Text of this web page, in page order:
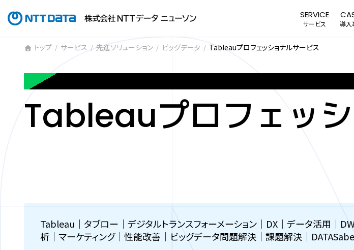
SERVICE
サービス 導入
トップ サービス 先進ソリューション ビッグデータ Tableauプロフェッショナルサービス
Tableauプロフェッ
TABLEAU PROFESSIONAL SERVICE
Tableau｜タブロー｜デジタルトランスフォーメーション｜DX｜データ活用
析｜マーケティング｜性能改善｜ビッグデータ問題解決｜課題解決｜